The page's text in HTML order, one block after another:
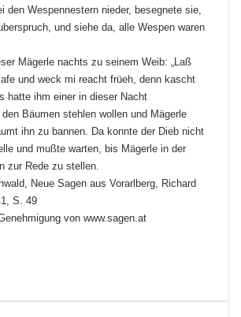
den Wespennestern nieder, besegnete sie,
und siehe da, alle Wespen waren
Mägerle nachts zu seinem Weib: „Laß
und weck mi reacht früeh, denn kascht
hatte ihm einer in dieser Nacht
Bäumen stehlen wollen und Mägerle
ihn zu bannen. Da konnte der Dieb nicht
und mußte warten, bis Mägerle in der
zur Rede zu stellen.
Neue Sagen aus Vorarlberg, Richard
S. 49
von www.sagen.at